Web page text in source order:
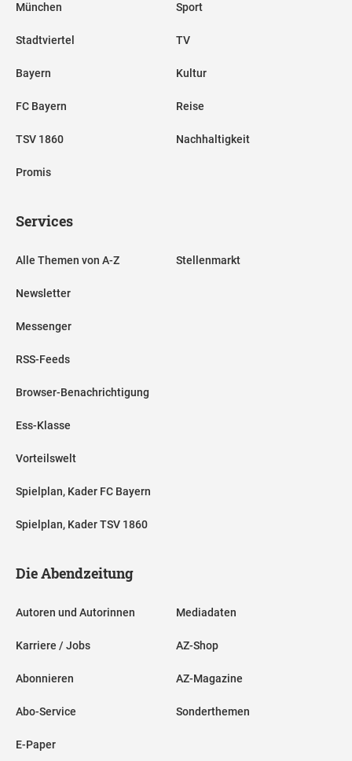
München
Stadtviertel
Bayern
FC Bayern
TSV 1860
Promis
Sport
TV
Kultur
Reise
Nachhaltigkeit
Services
Alle Themen von A-Z
Newsletter
Messenger
RSS-Feeds
Browser-Benachrichtigung
Ess-Klasse
Vorteilswelt
Spielplan, Kader FC Bayern
Spielplan, Kader TSV 1860
Stellenmarkt
Die Abendzeitung
Autoren und Autorinnen
Karriere / Jobs
Abonnieren
Abo-Service
E-Paper
Mediadaten
AZ-Shop
AZ-Magazine
Sonderthemen